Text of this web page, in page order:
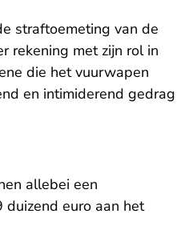
straftoemeting van de
rekening met zijn rol in
die het vuurwapen
en intimiderend gedrag
allebei een
duizend euro aan het